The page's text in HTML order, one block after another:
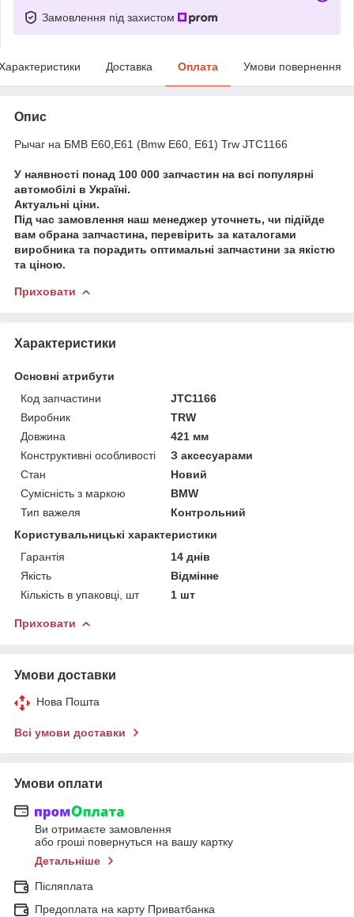
Замовлення під захистом
Доставка Оплата Умови повернення
Опис
Рычаг на БМВ Е60,Е61 (Bmw E60, E61) Trw JTC1166
У наявності понад 100 000 запчастин на всі популярні
автомобілі в Україні.
Актуальні ціни.
Під час замовлення наш менеджер уточнеть, чи підійде
вам обрана запчастина, перевірить за каталогами
виробника та порадить оптимальні запчастини за якістю
та ціною.
Приховати
Характеристики
Основні атрибути
Код запчастини
JTC1166
Виробник
TRW
Довжина
421 мм
Конструктивні особливості
З аксесуарами
Стан
Новий
Сумісність з маркою
BMW
Тип важеля
Контрольний
Користувальницькі характеристики
Гарантія
14 днів
Якість
Відмінне
Кількість в упаковці, шт
1 шт
Приховати
Умови доставки
Нова Пошта
Всі умови доставки
Умови оплати
Ви отримаєте замовлення
або гроші повернуться на вашу картку
Детальніше
Післяплата
Предоплата на карту Приватбанка